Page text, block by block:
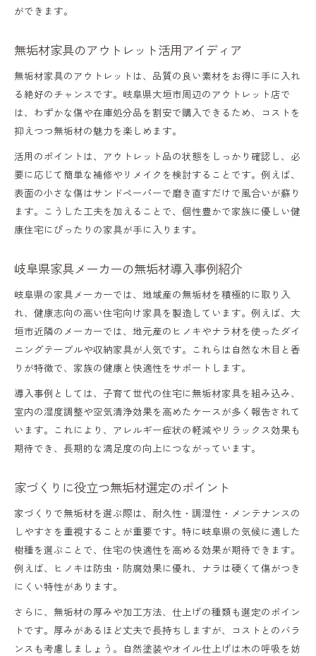
ができます。
無垢材家具のアウトレット活用アイディア
無垢材家具のアウトレットは、品質の良い素材をお得に手に入れ
る絶好のチャンスです。岐阜県大垣市周辺のアウトレット店で
は、わずかな傷や在庫処分品を割安で購入できるため、コストを
抑えつつ無垢材の魅力を楽しめます。
活用のポイントは、アウトレット品の状態をしっかり確認し、必
要に応じて簡単な補修やリメイクを検討することです。例えば、
表面の小さな傷はサンドペーパーで磨き直すだけで風合いが蘇り
ます。こうした工夫を加えることで、個性豊かで家族に優しい健
康住宅にぴったりの家具が手に入ります。
岐阜県家具メーカーの無垢材導入事例紹介
岐阜県の家具メーカーでは、地域産の無垢材を積極的に取り入
れ、健康志向の高い住宅向け家具を製造しています。例えば、大
垣市近隣のメーカーでは、地元産のヒノキやナラ材を使ったダイ
ニングテーブルや収納家具が人気です。これらは自然な木目と香
りが特徴で、家族の健康と快適性をサポートします。
導入事例としては、子育て世代の住宅に無垢材家具を組み込み、
室内の湿度調整や空気清浄効果を高めたケースが多く報告されて
います。これにより、アレルギー症状の軽減やリラックス効果も
期待でき、長期的な満足度の向上につながっています。
家づくりに役立つ無垢材選定のポイント
家づくりで無垢材を選ぶ際は、耐久性・調湿性・メンテナンスの
しやすさを重視することが重要です。特に岐阜県の気候に適した
樹種を選ぶことで、住宅の快適性を高める効果が期待できます。
例えば、ヒノキは防虫・防腐効果に優れ、ナラは硬くて傷がつき
にくい特性があります。
さらに、無垢材の厚みや加工方法、仕上げの種類も選定のポイン
トです。厚みがあるほど丈夫で長持ちしますが、コストとのバラ
ンスも考慮しましょう。自然塗装やオイル仕上げは木の呼吸を妨